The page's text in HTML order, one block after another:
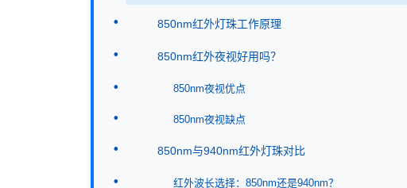
850nm红外灯珠工作原理
850nm红外夜视好用吗？
850nm夜视优点
850nm夜视缺点
850nm与940nm红外灯珠对比
红外波长选择：850nm还是940nm？